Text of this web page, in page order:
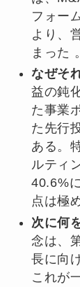
フォー
より、
まった 。
なぜそ
益の鈍
た事業
た先行
ある。
ルティ
40.6%
点は極
次に何
念は、
長に向
これが